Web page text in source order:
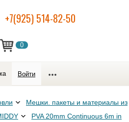
0
+7(925) 514-82-50
Войти
Мешки. пакеты и материалы из
PVA 20mm Continuous 6m in